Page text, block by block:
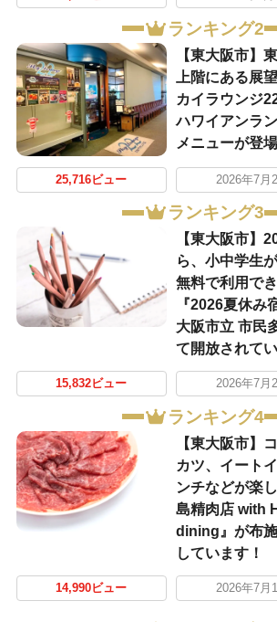
ランキング2
【東大阪市】
上階にある展
カイラウンジ
ハワイアンラ
メニューが登場
25,716ビュー 2026年7月
ランキング3
【東大阪市】
ら、小中学生
無料で利用で
『2026夏休み
大阪市立 市民
て開放されて
15,832ビュー 2026年7月
ランキング4
【東大阪市】
カツ、イート
ンチなどが楽
島精肉店 with
dining』が布
しています！
14,990ビュー 2026年7月